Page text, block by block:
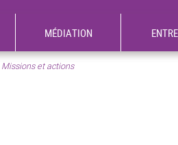
MÉDIATION
Missions et actions